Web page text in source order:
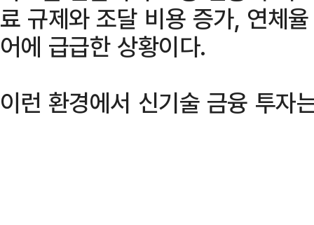
료 규제와 조달 비용 증가, 연체
어에 급급한 상황이다.
이런 환경에서 신기술 금융 투자